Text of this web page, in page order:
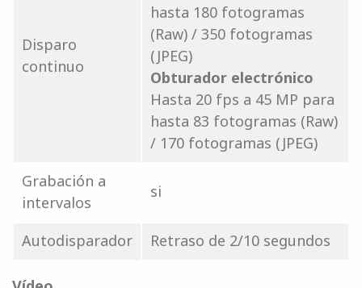
Disparo
continuo
hasta 180 fotogramas
(Raw) / 350 fotogramas
(JPEG)
Obturador electrónico
Hasta 20 fps a 45 MP para
hasta 83 fotogramas (Raw)
/ 170 fotogramas (JPEG)
Grabación a
intervalos
si
Autodisparador Retraso de 2/10 segundos